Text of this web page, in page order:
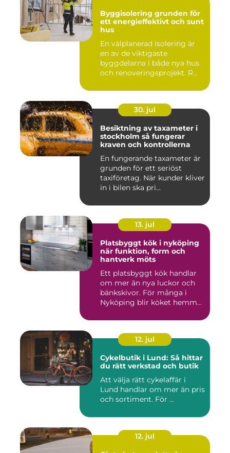
Byggisolering grunden för
ett energieffektivt och sunt
hus
En välplanerad isolering är
en av de viktigaste
byggdelarna i både nya hus
och renoveringsprojekt. R...
30. jul
Besiktning av taxameter i
stockholm så fungerar
kraven och kontrollerna
En fungerande taxameter är
grunden för ett seriöst
taxiföretag. När kunder kliver
in i bilen ska pri...
13. jul
Platsbyggt kök i nyköping
när funktion, form och
hantverk möts
Ett platsbyggt kök handlar
om mer än nya luckor och
bänkskivor. För många i
Nyköping blir köket hemm...
12. jul
Cykelbutik i Lund: Så hittar
du rätt verkstad och butik
Att välja rätt cykelaffär i
Lund handlar om mer än pris
och sortiment. För ...
12. jul